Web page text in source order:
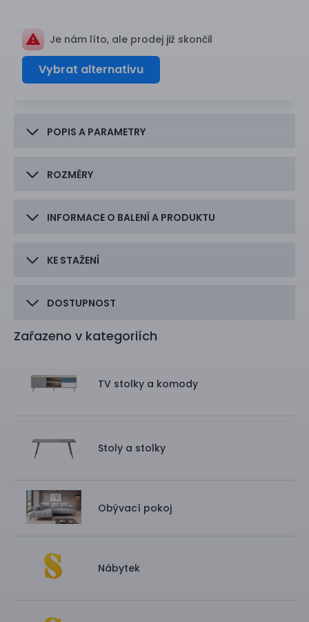
Je nám líto, ale prodej již skončil
Vybrat alternativu
POPIS A PARAMETRY
ROZMĚRY
INFORMACE O BALENÍ A PRODUKTU
KE STAŽENÍ
DOSTUPNOST
Zařazeno v kategoriích
TV stolky a komody
Stoly a stolky
Obývací pokoj
Nábytek